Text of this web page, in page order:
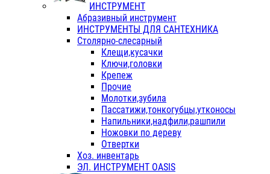
ИНСТРУМЕНТ
Абразивный инструмент
ИНСТРУМЕНТЫ ДЛЯ САНТЕХНИКА
Столярно-слесарный
Клещи,кусачки
Ключи,головки
Крепеж
Прочие
Молотки,зубила
Пассатижи,тонкогубцы,утконосы
Напильники,надфили,рашпили
Ножовки по дереву
Отвертки
Хоз. инвентарь
ЭЛ. ИНСТРУМЕНТ OASIS